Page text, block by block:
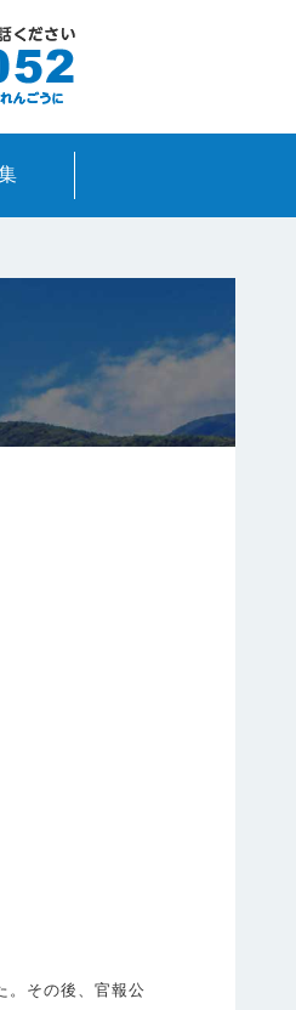
。その後、官報公